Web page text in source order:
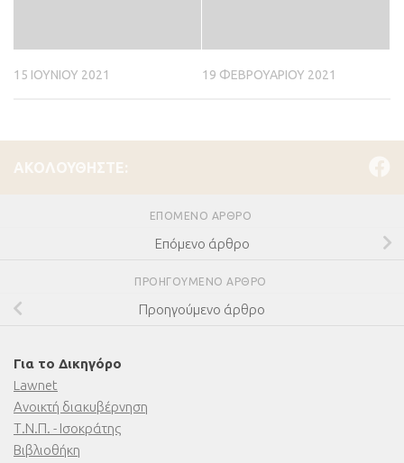
15 ΙΟΥΝΊΟΥ 2021 19 ΦΕΒΡΟΥΑΡΊΟΥ 2021
ΑΚΟΛΟΥΘΉΣΤΕ:
ΕΠΌΜΕΝΟ ΆΡΘΡΟ
Επόμενο άρθρο
ΠΡΟΗΓΟΎΜΕΝΟ ΆΡΘΡΟ
Προηγούμενο άρθρο
Για το Δικηγόρο
Lawnet
Ανοικτή διακυβέρνηση
Τ.Ν.Π. - Ισοκράτης
Βιβλιοθήκη